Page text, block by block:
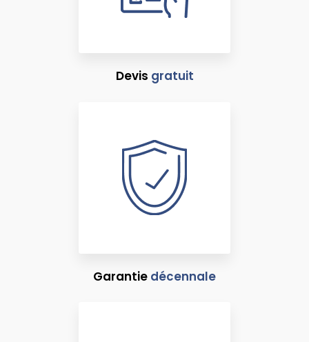
Devis gratuit
Garantie décennale